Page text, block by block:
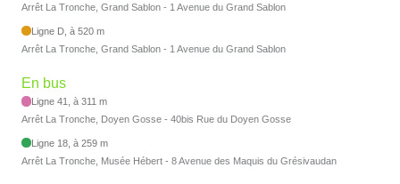
Arrêt La Tronche, Grand Sablon - 1 Avenue du Grand Sablon
Ligne D, à 520 m
Arrêt La Tronche, Grand Sablon - 1 Avenue du Grand Sablon
En bus
Ligne 41, à 311 m
Arrêt La Tronche, Doyen Gosse - 40bis Rue du Doyen Gosse
Ligne 18, à 259 m
Arrêt La Tronche, Musée Hébert - 8 Avenue des Maquis du Grésivaudan